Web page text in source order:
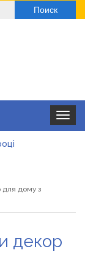
Toggle
від
для дому з
декор